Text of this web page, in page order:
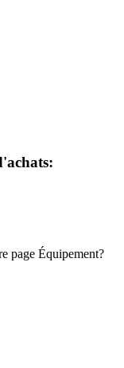
page Équipement?